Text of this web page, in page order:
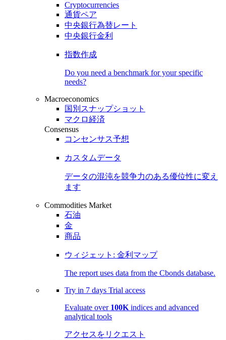
Cryptocurrencies
通貨ペア
中央銀行為替レート
中央銀行金利
指数作成
Do you need a benchmark for your specific
needs?
Macroeconomics
国別スナップショット
マクロ経済
Consensus
コンセンサス予想
カスタムデータ
データの混沌を競争力のある優位性に変え
ます
Commodities Market
石油
金
商品
ウィジェット: 金利マップ
The report uses data from the Cbonds database.
Try in 7 days Trial access
Evaluate over 100K indices and advanced
analytical tools
アクセスをリクエスト